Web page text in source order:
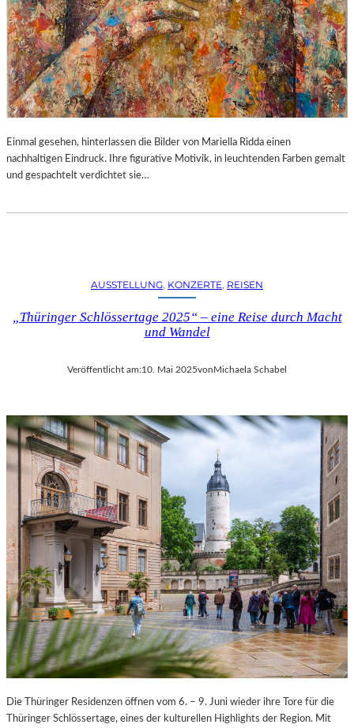
Einmal gesehen, hinterlassen die Bilder von Mariella Ridda einen
nachhaltigen Eindruck. Ihre figurative Motivik, in leuchtenden Farben gemalt
und gespachtelt verdichtet sie…
AUSSTELLUNG KONZERTE REISEN
„Thüringer Schlössertage 2025“ – eine Reise durch Macht
und Wandel
Veröffentlicht am:10. Mai 2025vonMichaela Schabel
Die Thüringer Residenzen öffnen vom 6. – 9. Juni wieder ihre Tore für die
Thüringer Schlössertage, eines der kulturellen Highlights der Region. Mit